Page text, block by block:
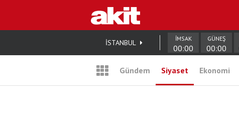
İSTANBUL İMSAK
00:00
GÜNEŞ
00:00
Gündem Siyaset Ekonomi